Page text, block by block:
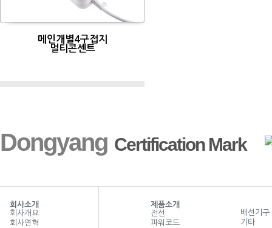
메인개별4구접지
멀티콘센트
Dongyang Certification Mark
회사소개
회사개요
회사연혁
제품소개
전선
파워코드
배선기구
기타